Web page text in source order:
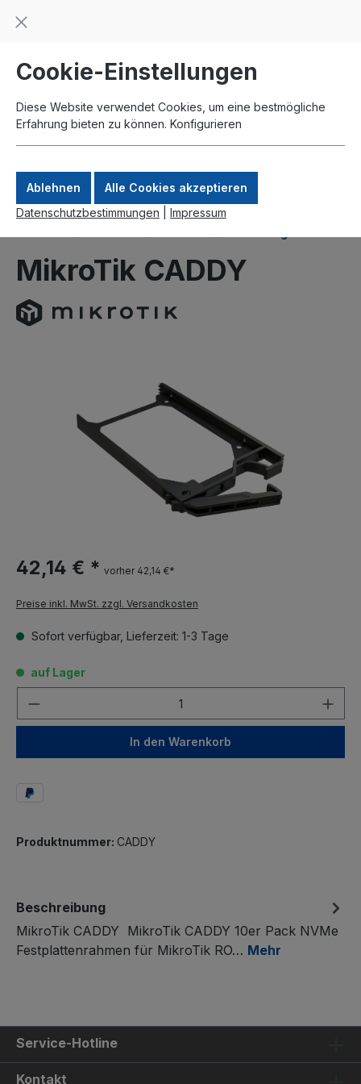
springen
Zahlung per Paypal
MikroTik CADDY
42,14 € * vorher 42,14 €*
Preise inkl. MwSt. zzgl. Versandkosten
Sofort verfügbar, Lieferzeit: 1-3 Tage
auf Lager
In den Warenkorb
Produktnummer: CADDY
Beschreibung
MikroTik CADDY MikroTik CADDY 10er Pack NVMe
Festplattenrahmen für MikroTik RO… Mehr
Service-Hotline
Kontakt
Cookie-Einstellungen
Diese Website verwendet Cookies, um eine bestmögliche
Erfahrung bieten zu können. Konfigurieren
Ablehnen
Alle Cookies akzeptieren
Datenschutzbestimmungen
Impressum